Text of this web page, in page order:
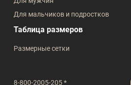
8-800-2005-205 *
Для мальчиков и подростков
Таблица размеров
Размерные сетки